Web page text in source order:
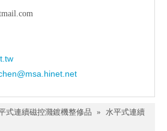
式連續磁控濺鍍機整修品 »
水平式連續